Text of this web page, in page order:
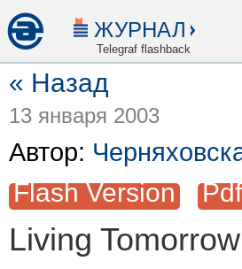
ЖУРНАЛ
Telegraf flashback
« Назад
13 января 2003
Автор:
Flash Version
Living